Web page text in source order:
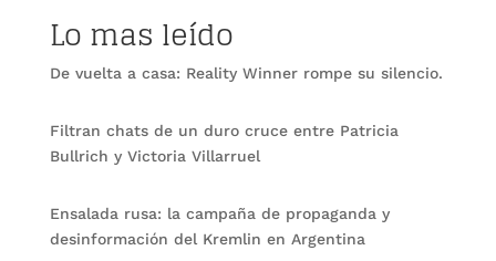
Lo mas leído
De vuelta a casa: Reality Winner rompe su silencio.
Filtran chats de un duro cruce entre Patricia
Bullrich y Victoria Villarruel
Ensalada rusa: la campaña de propaganda y
desinformación del Kremlin en Argentina